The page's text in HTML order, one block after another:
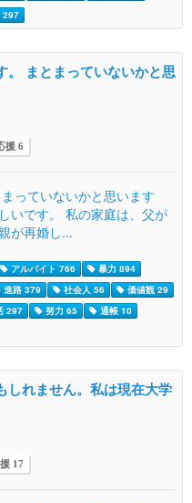
297
。 まとまっていないかと思
援 6
っていないかと思います
いです。 私の家庭は、父が
が再婚し...
アルバイト 766
暴力 894
進路 379 社会人 56
価値観 29
297 努力 65
通帳 10
しれません。私は現在大学
17